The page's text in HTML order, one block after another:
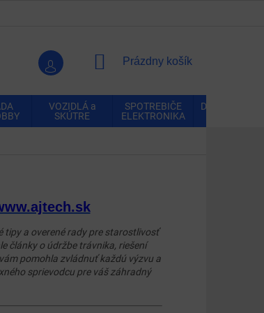
NÁKUPNÝ
Prázdny košík
VOZIDLÁ a
SKÚTRE
SPOTREBIČE
ELEKTRONIKA
DOMÁCNOSŤ
a overené rady pre starostlivosť
články o údržbe trávnika, riešení
pomohla zvládnuť každú výzvu a
sprievodcu pre váš záhradný